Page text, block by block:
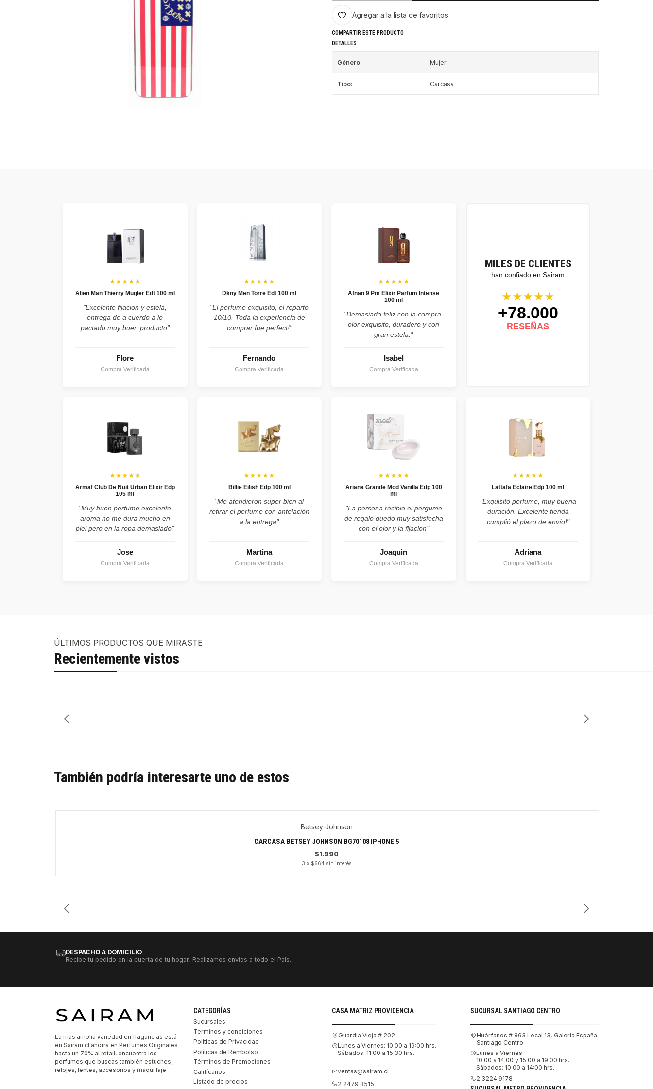
Agregar a la lista de favoritos
COMPARTIR ESTE PRODUCTO
DETALLES
Género: Mujer
Tipo: Carcasa
MILES DE CLIENTES
han confiado en Sairam
★★★★★
+78.000
RESEÑAS
★★★★★
Alien Man Thierry Mugler Edt 100 ml
"Excelente fijacion y estela,
entrega de a cuerdo a lo
pactado muy buen producto"
Flore
Compra Verificada
★★★★★
Dkny Men Torre Edt 100 ml
"El perfume exquisito, el reparto
10/10. Toda la experiencia de
comprar fue perfect!"
Fernando
Compra Verificada
★★★★★
Afnan 9 Pm Elixir Parfum Intense
100 ml
"Demasiado feliz con la compra,
olor exquisito, duradero y con
gran estela."
Isabel
Compra Verificada
★★★★★
Armaf Club De Nuit Urban Elixir Edp
105 ml
"Muy buen perfume excelente
aroma no me dura mucho en
piel pero en la ropa demasiado"
Jose
Compra Verificada
★★★★★
Billie Eilish Edp 100 ml
"Me atendieron super bien al
retirar el perfume con antelación
a la entrega"
Martina
Compra Verificada
★★★★★
Ariana Grande Mod Vanilla Edp 100
ml
"La persona recibio el pergume
de regalo quedo muy satisfecha
con el olor y la fijacion"
Joaquin
Compra Verificada
★★★★★
Lattafa Eclaire Edp 100 ml
"Exquisito perfume, muy buena
duración. Excelente tienda
cumplió el plazo de envío!"
Adriana
Compra Verificada
ÚLTIMOS PRODUCTOS QUE MIRASTE
Recientemente vistos
También podría interesarte uno de estos
Betsey Johnson
CARCASA BETSEY JOHNSON BG70108 IPHONE 5
$1.990
3 x $664 sin interés
DESPACHO A DOMICILIO
Recibe tu pedido en la puerta de tu hogar, Realizamos envíos a todo el País.
La mas amplia variedad en fragancias está
en Sairam.cl ahorra en Perfumes Originales
hasta un 70% al retail, encuentra los
perfumes que buscas también estuches,
relojes, lentes, accesorios y maquillaje.
CATEGORÍAS
Sucursales
Terminos y condiciones
Políticas de Privacidad
Políticas de Rembolso
Términos de Promociones
Califícanos
Listado de precios
CASA MATRIZ PROVIDENCIA
Guardia Vieja # 202
Lunes a Viernes: 10:00 a 19:00 hrs.
Sábados: 11:00 a 15:30 hrs.
ventas@sairam.cl
2 2479 3515
SUCURSAL SANTIAGO CENTRO
Huérfanos # 863 Local 13, Galería España.
Santiago Centro.
Lunes a Viernes:
10:00 a 14:00 y 15:00 a 19:00 hrs.
Sábados: 10:00 a 14:00 hrs.
2 3224 9178